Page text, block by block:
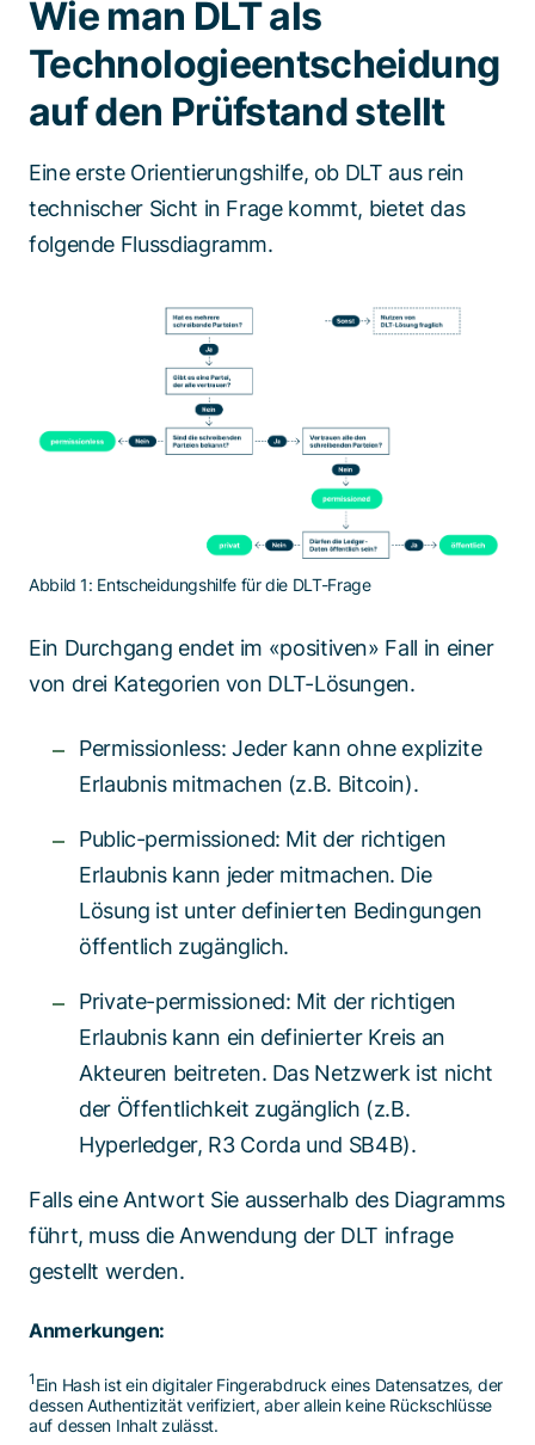
Wie man DLT als
Technologieentscheidung
auf den Prüfstand stellt
Eine erste Orientierungshilfe, ob DLT aus rein
technischer Sicht in Frage kommt, bietet das
folgende Flussdiagramm.
Abbild 1: Entscheidungshilfe für die DLT-Frage
Ein Durchgang endet im «positiven» Fall in einer
von drei Kategorien von DLT-Lösungen.
Permissionless: Jeder kann ohne explizite
Erlaubnis mitmachen (z.B. Bitcoin).
Public-permissioned: Mit der richtigen
Erlaubnis kann jeder mitmachen. Die
Lösung ist unter definierten Bedingungen
öffentlich zugänglich.
Private-permissioned: Mit der richtigen
Erlaubnis kann ein definierter Kreis an
Akteuren beitreten. Das Netzwerk ist nicht
der Öffentlichkeit zugänglich (z.B.
Hyperledger, R3 Corda und SB4B).
Falls eine Antwort Sie ausserhalb des Diagramms
führt, muss die Anwendung der DLT infrage
gestellt werden.
Anmerkungen:
1 Ein Hash ist ein digitaler Fingerabdruck eines Datensatzes, der
dessen Authentizität verifiziert, aber allein keine Rückschlüsse
auf dessen Inhalt zulässt.